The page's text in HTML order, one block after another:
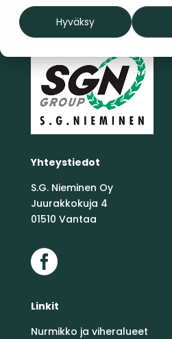
Hyväksy
Yhteystiedot
S.G. Nieminen Oy
Juurakkokuja 4
01510 Vantaa

Linkit
Nurmikko ja viheralueet